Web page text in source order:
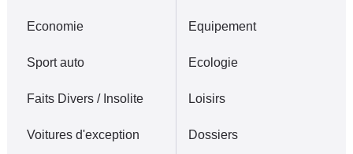
Flottes
Economie
Sport auto
Faits Divers / Insolite
Voitures d'exception
Equipement
Ecologie
Loisirs
Dossiers